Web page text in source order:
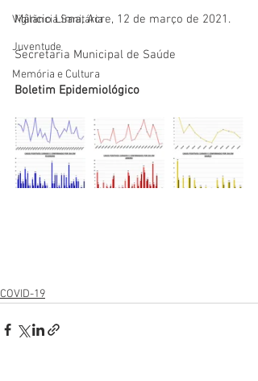
Vigilãncia Sanitária
Juventude
Memória e Cultura
Mâncio Lima, Acre, 12 de março de 2021.
Secretaria Municipal de Saúde
Boletim Epidemiológico
COVID-19